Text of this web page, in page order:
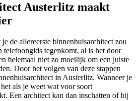
Austerlitz maakt
de allereerste binnenhuisarchitect zou
telefoongids tegenkomt, al is het door
helemaal niet zo moeilijk om een juiste
Door het volgen van deze stappen
in Austerlitz. Wanneer je
als je weet wat voor soort
Een architect kan dan inschatten of hij